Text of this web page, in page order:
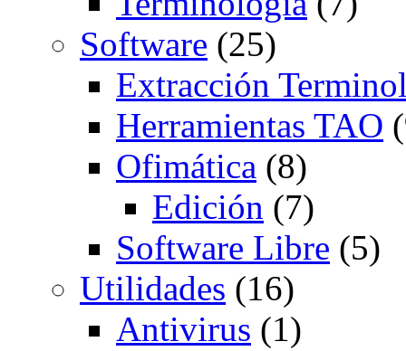
Software (25)
Extracción
Herramientas TAO
Ofimática (8)
Edición (7)
Software Libre (5)
Utilidades (16)
Antivirus (1)